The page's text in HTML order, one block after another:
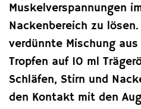
Muskelverspannungen
Nackenbereich zu
verdünnte Mischung
Tropfen auf 10 ml
Schläfen, Stirn und
den Kontakt mit den